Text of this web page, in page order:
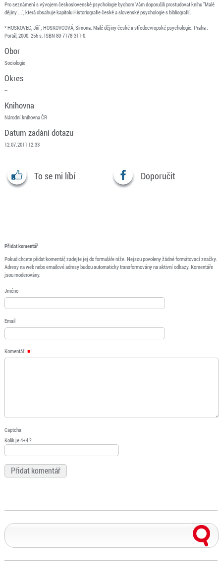
Pro seznámení s vývojem československé psychologie bychom Vám doporučili prostudovat knihu "Malé
dějiny ...", která obsahuje kapitolu Historiografie české a slovenské psychologie s bibliografií.
* HOSKOVEC, Jiří ; HOSKOVCOVÁ, Simona. Malé dějiny české a středoevropské psychologie. Praha :
Portál, 2000. 256 s. ISBN 80-7178-311-0.
Obor
Sociologie
Okres
--
Knihovna
Národní knihovna ČR
Datum zadání dotazu
12.07.2011 12:33
To se mi líbí Doporučit
Přidat komentář
Pokud chcete přidat komentář, zadejte jej do formuláře níže. Nejsou povoleny žádné formátovací značky.
Adresy na web nebo emailové adresy budou automaticky transformovány na aktivní odkazy. Komentáře
jsou moderovány.
Jméno
Email
Komentář
Captcha
Kolik je 4+4 ?